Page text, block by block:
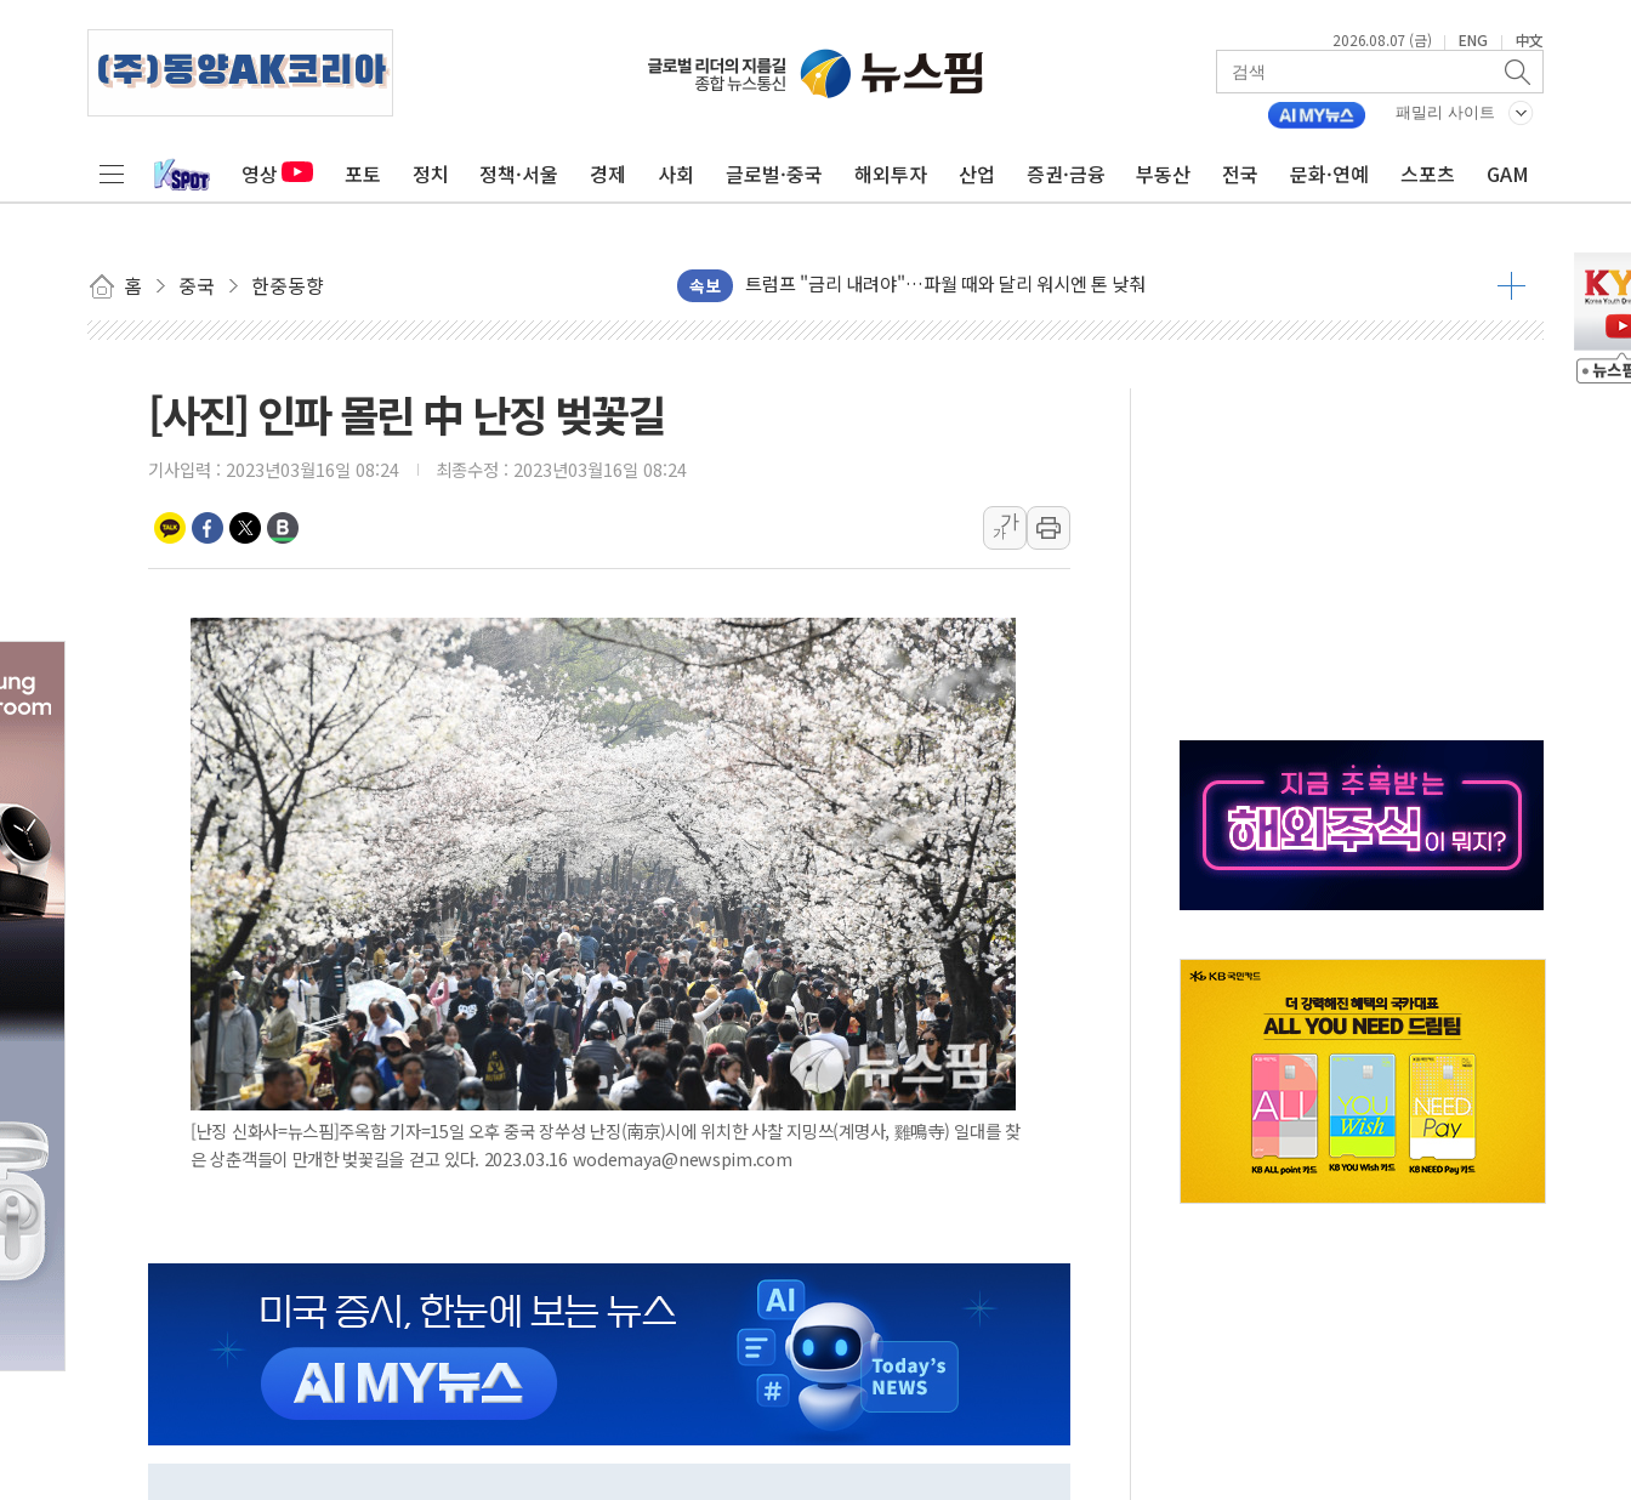
2026.08.07 (금) | ENG | 中文
패밀리 사이트
영상 포토 정치 정책·서울 경제 사회 글로벌·중국 해외투자 산업 증권·금융 부동산 전국 문화·연예 스포츠 GAM
홈 중국 한중동향 속보
보훈부, 미 DPAA와 MOU… "6·25 미군 실종자 7359명 끝까지 찾겠다"
특정 정치인 측근 포항시 정책특보 내정설...포항시 '시끌'
李 "해남 태양광, 대한민국 다음 100년 밑거름…수도권 집중 완화 전환점"
트럼프, 中 겨냥 폴리실리콘 관세 15% 부과…美 태양광주 급등
남동발전, 해남군에 국내 최대 규모 400MW 태양광 착공…여의도 1.6배 규모
[인도증시] 중동 불안 속 유가 상승에 소폭 하락...금융주 낙폭 커
황희 '폐버스 청년주택' SNS 글 역풍에 "정부정책 아냐" 해명
폭염 누그러지고 가뭄 숙지나...경북동해안권 8~9일 최대 100mm 호우
사우디·튀르키예·파키스탄, '공동방위협정' 체결… 수니파 국가들의 새 안보 협력 구도
신길동 신축도 3.3㎡당 7250만원…써밋 클라비온 59㎡ 18억원대
용산공원·그린벨트로 또 충돌…반복되는 국토부-서울시 '정책 엇박자'
[AI 부동산 투데이] 특공 전략도 '극과 극'…생애최초만 경쟁 치열
[코인시황] 비트코인 6만4000달러대 횡보…고래·ETF 매수에도 고유가·금리·입법 지연 '삼중 부담'
[베트남 증시] 유동성 부진 지속, 강보합 마감...석유·가스주 올랐지만 빈그룹이 상쇄
'찜통더위'에 전력수요 역대 최고치 경신…한낮 총수요 104.3GW 기록
후티 반군, 예멘 정부군과 사우디 동시 공격… 위기 고조되는 또 다른 중동 화약고
[사진] 인파 몰린 中 난징 벚꽃길
기사입력 : 2023년03월16일 08:24 최종수정 : 2023년03월16일 08:24
가
가
[난징 신화사=뉴스핌]주옥함 기자=15일 오후 중국 장쑤성 난징(南京)시에 위치한 사찰 지밍쓰(계명사, 雞鳴寺) 일대를 찾
은 상춘객들이 만개한 벚꽃길을 걷고 있다. 2023.03.16 wodemaya@newspim.com